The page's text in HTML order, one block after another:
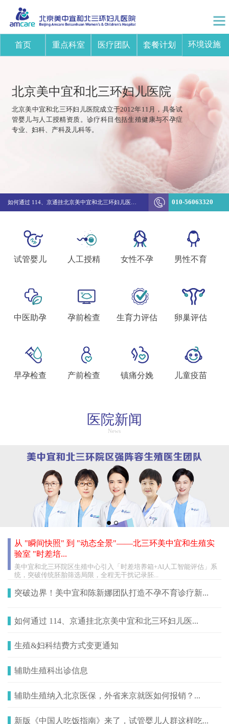
首页 重点科室 医疗团队 套餐计划 环境设施
北京美中宜和北三环妇儿医院
北京美中宜和北三环妇儿医院成立于2012年11月，具备试
管婴儿与人工授精资质。诊疗科目包括生殖健康与不孕症
专业、妇科、产科及儿科等。
010-56063320
试管婴儿 人工授精 女性不孕 男性不育
中医助孕 孕前检查 生育力评估 卵巢评估
早孕检查 产前检查 镇痛分娩 儿童疫苗
医院新闻
News
从 "瞬间快照" 到 "动态全景"——北三环美中宜和生殖实
验室 "时差培...
美中宜和北三环院区生殖中心引入「时差培养箱+AI人工智能评估」系
统，突破传统胚胎筛选局限，全程无干扰记录胚...
突破边界！美中宜和陈新娜团队打造不孕不育诊疗新...
如何通过 114、京通挂北京美中宜和北三环妇儿医...
生殖&妇科结费方式变更通知
辅助生殖科出诊信息
辅助生殖纳入北京医保，外省来京就医如何报销？...
新版《中国人吃饭指南》来了，试管婴儿人群这样吃...